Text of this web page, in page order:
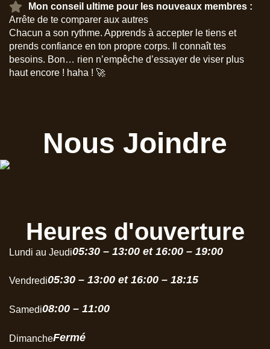
Mon conseil ultime pour les nouveaux membres :
Arrête de te comparer aux autres
Chacun a son rythme. Apprends à accepter le tiens et
prends confiance en ton propre corps. Il connaît tes
besoins. Bon… rien n’empêche d’essayer de viser plus
haut encore ! haha ! 🚀
Nous Joindre
Heures d'ouverture
Lundi au Jeudi05:30 – 13:00 et 16:00 – 19:00
Vendredi05:30 – 13:00 et 16:00 – 18:15
Samedi08:00 – 11:00
DimancheFermé